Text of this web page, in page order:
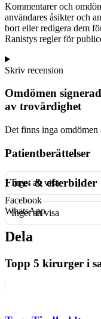
Kommentarer och
användares åsikter och
bort eller redigera dem
Ranistys regler för
Skriv recension
Omdömen
av trovärdighet
Det finns inga omdömen
Patientberättelser
Inget att visa
Före- & efterbilder
Inget att visa
Facebook
WhatsApp
Dela
Topp 5 kirurger i